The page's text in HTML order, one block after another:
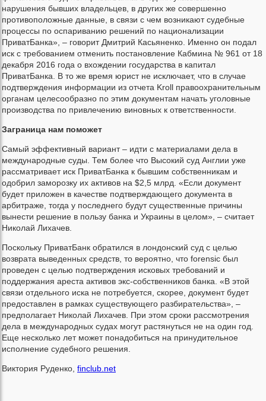
нарушения бывших владельцев, в других же совершенно
противоположные данные, в связи с чем возникают судебные
процессы по оспариванию решений по национализации
ПриватБанка», – говорит Дмитрий Касьяненко. Именно он подал
иск с требованием отменить постановление Кабмина № 961 от 18
декабря 2016 года о вхождении государства в капитал
ПриватБанка. В то же время юрист не исключает, что в случае
подтверждения информации из отчета Kroll правоохранительным
органам целесообразно по этим документам начать уголовные
производства по привлечению виновных к ответственности.
Заграница нам поможет
Самый эффективный вариант – идти с материалами дела в
международные суды. Тем более что Высокий суд Англии уже
рассматривает иск ПриватБанка к бывшим собственникам и
одобрил заморозку их активов на $2,5 млрд. «Если документ
будет приложен в качестве подтверждающего документа в
арбитраже, тогда у последнего будут существенные причины
вынести решение в пользу банка и Украины в целом», – считает
Николай Лихачев.
Поскольку ПриватБанк обратился в лондонский суд с целью
возврата выведенных средств, то вероятно, что forensic был
проведен с целью подтверждения исковых требований и
поддержания ареста активов экс-собственников банка. «В этой
связи отдельного иска не потребуется, скорее, документ будет
предоставлен в рамках существующего разбирательства», –
предполагает Николай Лихачев. При этом сроки рассмотрения
дела в международных судах могут растянуться не на один год.
Еще несколько лет может понадобиться на принудительное
исполнение судебного решения.
Виктория Руденко, finclub.net